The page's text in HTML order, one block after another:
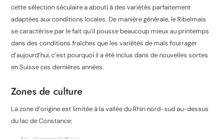
cettesélectionséculaire a abouti à des variétés parfaitement
adaptées aux conditions locales. De manière générale, le Ribelmais
se caractérise par le fait qu’il pousse beaucoup mieux au printemps
dans des conditions fraîches que les variétés de maïs fourrager
d’aujourd’hui, c’est pourquoi il a été inclus dans de nouvelles sortes
en Suisse ces dernières années.
Zones de culture
La zone d’origine est limitée à la vallée du Rhin nord-sud au-dessus
du lac de Constance: